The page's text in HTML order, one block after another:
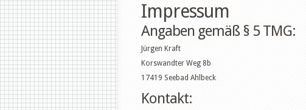
Impressum
Angaben gemäß § 5 TMG:
Jürgen Kraft
Korswandter Weg 8b
17419 Seebad Ahlbeck
Kontakt: